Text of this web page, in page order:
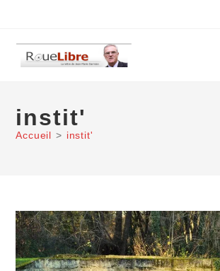
content
instit'
Accueil > instit'